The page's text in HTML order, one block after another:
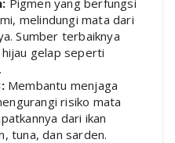
Pigmen yang berfungsi
melindungi mata dari
Sumber terbaiknya
gelap seperti
Membantu menjaga
risiko mata
dari ikan
tuna, dan sarden.